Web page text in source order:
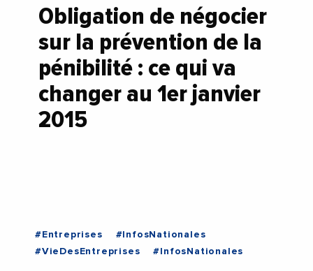
Obligation de négocier
sur la prévention de la
pénibilité : ce qui va
changer au 1er janvier
2015
#Entreprises
#InfosNationales
#VieDesEntreprises
#InfosNationales